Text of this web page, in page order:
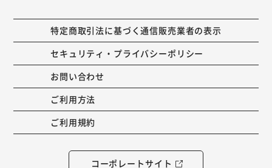
特定商取引法に基づく通信販売業者の表示
セキュリティ・プライバシーポリシー
お問い合わせ
ご利用方法
ご利用規約
コーポレートサイト